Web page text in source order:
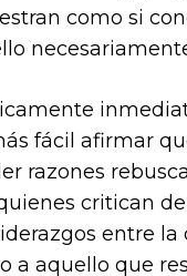
como si
fácil afirmar
razones
critican
entre la
a aquello que